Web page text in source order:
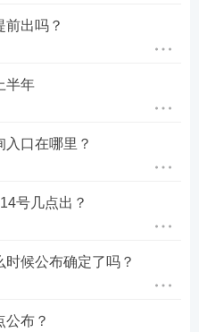
经过当地教育行政部门
的普通话水平测试机构
息能在教师资格证认定
为1个月左右，各地所需
的意见并通知申请人。
前出吗？
半年
口在哪里？
号几点出？
候公布确定了吗？
公布？